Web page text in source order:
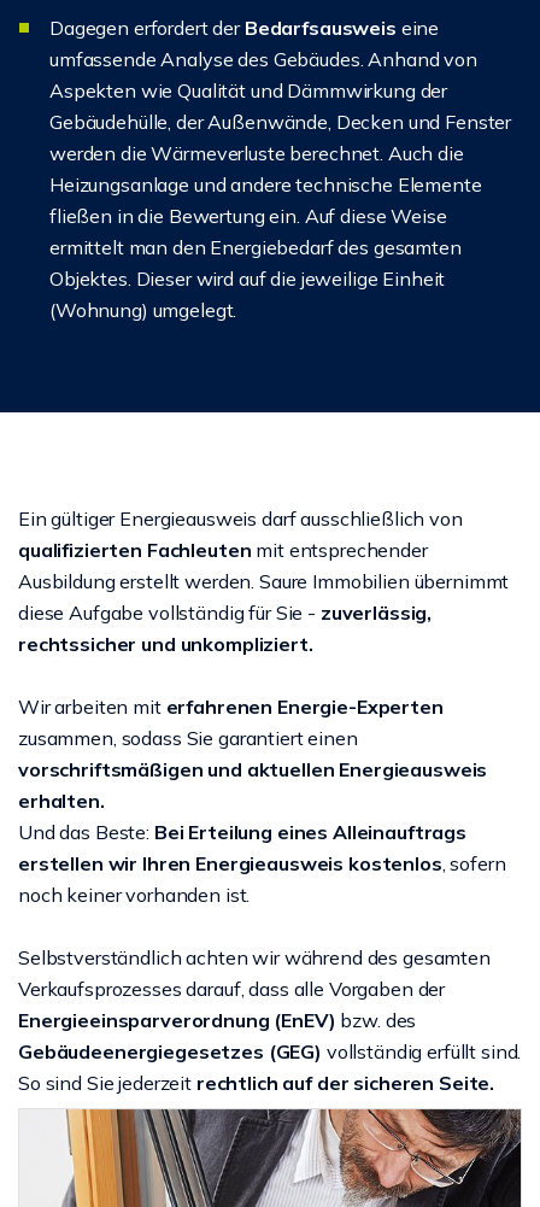
Dagegen erfordert der Bedarfsausweis eine
umfassende Analyse des Gebäudes. Anhand von
Aspekten wie Qualität und Dämmwirkung der
Gebäudehülle, der Außenwände, Decken und Fenster
werden die Wärmeverluste berechnet. Auch die
Heizungsanlage und andere technische Elemente
fließen in die Bewertung ein. Auf diese Weise
ermittelt man den Energiebedarf des gesamten
Objektes. Dieser wird auf die jeweilige Einheit
(Wohnung) umgelegt.
Ein gültiger Energieausweis darf ausschließlich von
qualifizierten Fachleuten mit entsprechender
Ausbildung erstellt werden. Saure Immobilien übernimmt
diese Aufgabe vollständig für Sie - zuverlässig,
rechtssicher und unkompliziert.
Wir arbeiten mit erfahrenen Energie-Experten
zusammen, sodass Sie garantiert einen
vorschriftsmäßigen und aktuellen Energieausweis
erhalten.
Und das Beste: Bei Erteilung eines Alleinauftrags
erstellen wir Ihren Energieausweis kostenlos , sofern
noch keiner vorhanden ist.
Selbstverständlich achten wir während des gesamten
Verkaufsprozesses darauf, dass alle Vorgaben der
Energieeinsparverordnung (EnEV) bzw. des
Gebäudeenergiegesetzes (GEG) vollständig erfüllt sind.
So sind Sie jederzeit rechtlich auf der sicheren Seite.